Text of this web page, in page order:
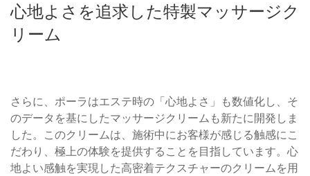
心地よさを追求した特製マッサージク
リーム
さらに、ポーラはエステ時の「心地よさ」も数値化し、そ
のデータを基にしたマッサージクリームも新たに開発しま
した。このクリームは、施術中にお客様が感じる触感にこ
だわり、極上の体験を提供することを目指しています。心
地よい感触を実現した高密着テクスチャーのクリームを用